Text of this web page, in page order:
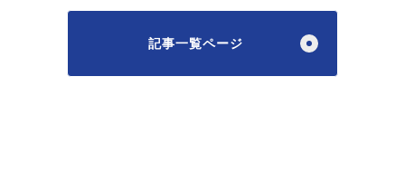
記事一覧ページ